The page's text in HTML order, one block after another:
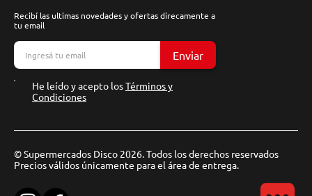
Recibí las ultimas novedades y ofertas direcamente a
tu email
Enviar
He leído y acepto losTérminos y
Condiciones
© Supermercados Disco 2026. Todos los derechos reservados
Precios válidos únicamente para el área de entrega.